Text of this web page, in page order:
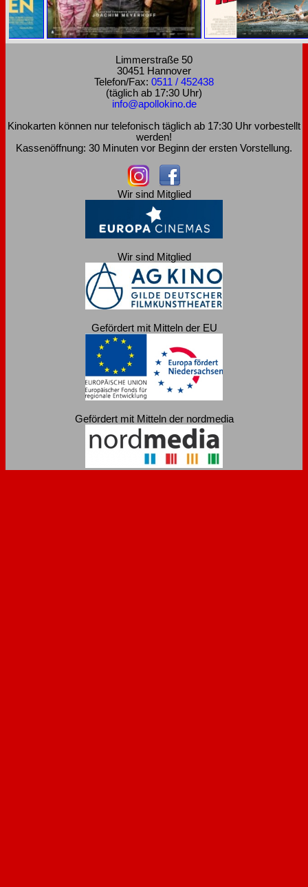
Limmerstraße 50
30451 Hannover
Telefon/Fax: 0511 / 452438
(täglich ab 17:30 Uhr)
info@apollokino.de
Kinokarten können nur telefonisch täglich ab 17:30 Uhr vorbestellt
werden!
Kassenöffnung: 30 Minuten vor Beginn der ersten Vorstellung.
Wir sind Mitglied
Wir sind Mitglied
Gefördert mit Mitteln der EU
Gefördert mit Mitteln der nordmedia